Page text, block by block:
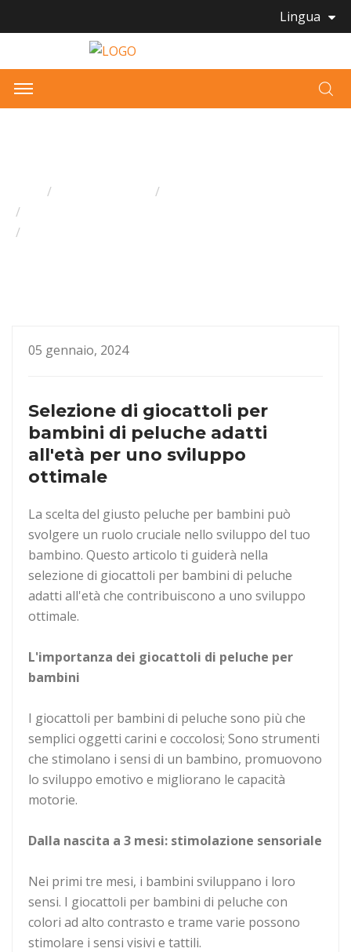
Lingua
05 gennaio, 2024
Selezione di giocattoli per
bambini di peluche adatti
all'età per uno sviluppo
ottimale
La scelta del giusto peluche per bambini può
svolgere un ruolo cruciale nello sviluppo del tuo
bambino. Questo articolo ti guiderà nella
selezione di giocattoli per bambini di peluche
adatti all'età che contribuiscono a uno sviluppo
ottimale.
L'importanza dei giocattoli di peluche per
bambini
I giocattoli per bambini di peluche sono più che
semplici oggetti carini e coccolosi; Sono strumenti
che stimolano i sensi di un bambino, promuovono
lo sviluppo emotivo e migliorano le capacità
motorie.
Dalla nascita a 3 mesi: stimolazione sensoriale
Nei primi tre mesi, i bambini sviluppano i loro
sensi. I giocattoli per bambini di peluche con
colori ad alto contrasto e trame varie possono
stimolare i sensi visivi e tattili.